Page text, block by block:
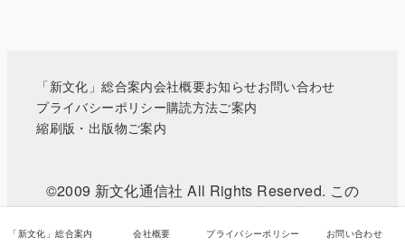
「新文化」総合案内会社概要お知らせお問い合わせ
プライバシーポリシー購読方法ご案内
縮刷版・出版物ご案内
©2009 新文化通信社 All Rights Reserved. この
WEBサイトに掲載されている記事・写真などの無
断転載を禁じます。
「新文化」総合案内 会社概要 プライバシーポリシー お問い合わせ